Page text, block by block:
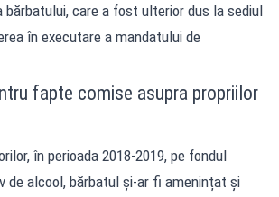
bărbatului, care a fost ulterior dus la sediul
în executare a mandatului de
fapte comise asupra propriilor
în perioada 2018-2019, pe fondul
de alcool, bărbatul și-ar fi amenințat și